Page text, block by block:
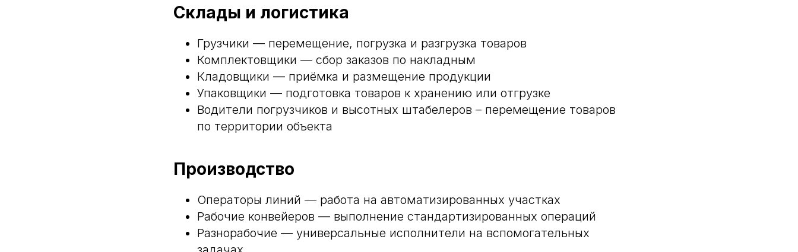
Персональная скидка 10%
на предоставление персонала
Успейте оставить заявку и получить любое количество
персонала с необходимым опытом и квалификацией
ОТПРАВИТЬ
Склады и логистика
Грузчики — перемещение, погрузка и разгрузка товаров
Комплектовщики — сбор заказов по накладным
Кладовщики — приёмка и размещение продукции
Упаковщики — подготовка товаров к хранению или отгрузке
Водители погрузчиков и высотных штабелеров – перемещение товаров
по территории объекта
Производство
Операторы линий — работа на автоматизированных участках
Рабочие конвейеров — выполнение стандартизированных операций
Разнорабочие — универсальные исполнители на вспомогательных